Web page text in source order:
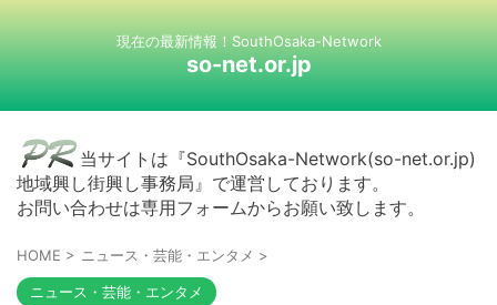
現在の最新情報！SouthOsaka-Network
so-net.or.jp
当サイトは『SouthOsaka-Network(so-net.or.jp)
地域興し街興し事務局』で運営しております。
お問い合わせは専用フォームからお願い致します。
HOME > ニュース・芸能・エンタメ >
ニュース・芸能・エンタメ